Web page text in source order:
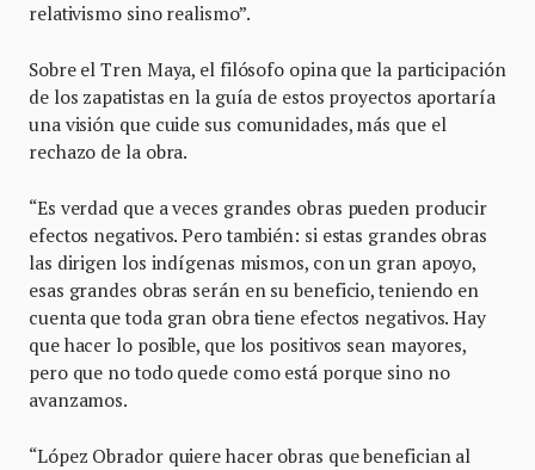
relativismo sino realismo”.
Sobre el Tren Maya, el filósofo opina que la participación
de los zapatistas en la guía de estos proyectos aportaría
una visión que cuide sus comunidades, más que el
rechazo de la obra.
“Es verdad que a veces grandes obras pueden producir
efectos negativos. Pero también: si estas grandes obras
las dirigen los indígenas mismos, con un gran apoyo,
esas grandes obras serán en su beneficio, teniendo en
cuenta que toda gran obra tiene efectos negativos. Hay
que hacer lo posible, que los positivos sean mayores,
pero que no todo quede como está porque sino no
avanzamos.
“López Obrador quiere hacer obras que benefician al